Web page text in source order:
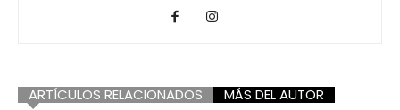
ARTÍCULOS RELACIONADOS MÁS DEL AUTOR